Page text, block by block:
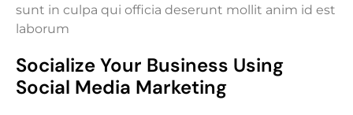
sunt in culpa qui officia deserunt mollit anim id est
laborum
Socialize Your Business Using
Social Media Marketing